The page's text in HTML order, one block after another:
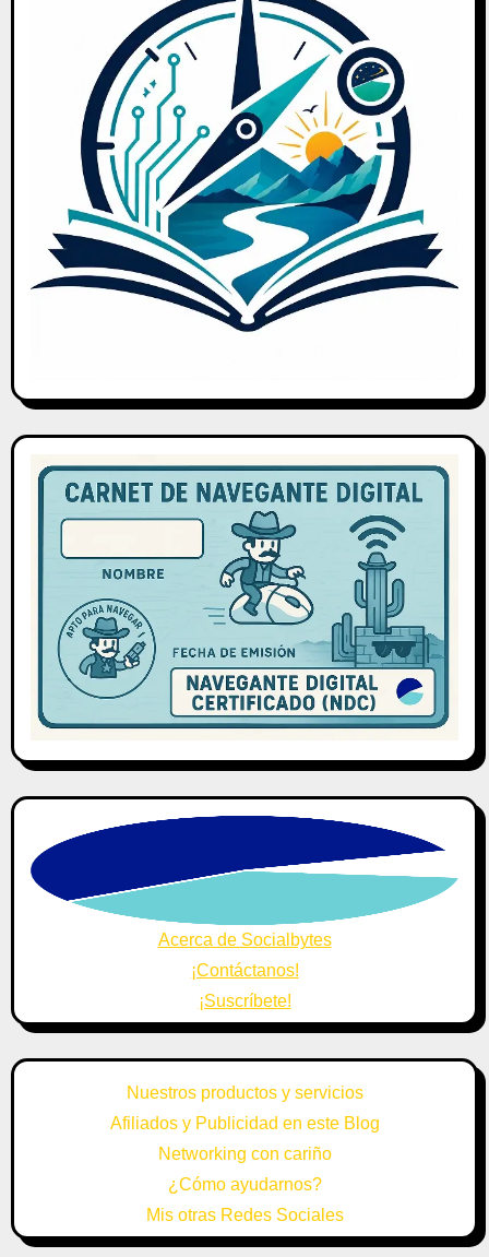
Acerca de Socialbytes
¡Contáctanos!
¡Suscríbete!
Nuestros productos y servicios
Afiliados y Publicidad en este Blog
Networking con cariño
¿Cómo ayudarnos?
Mis otras Redes Sociales